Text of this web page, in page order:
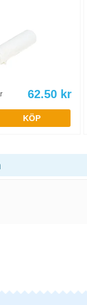
62.50 kr
KÖP